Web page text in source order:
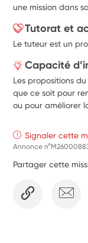
une mission dans
Tutorat et
Le tuteur est un
Capacité
Les propositions
que ce soit pour
ou pour améliorer
Signaler cette
Annonce
Partager cette